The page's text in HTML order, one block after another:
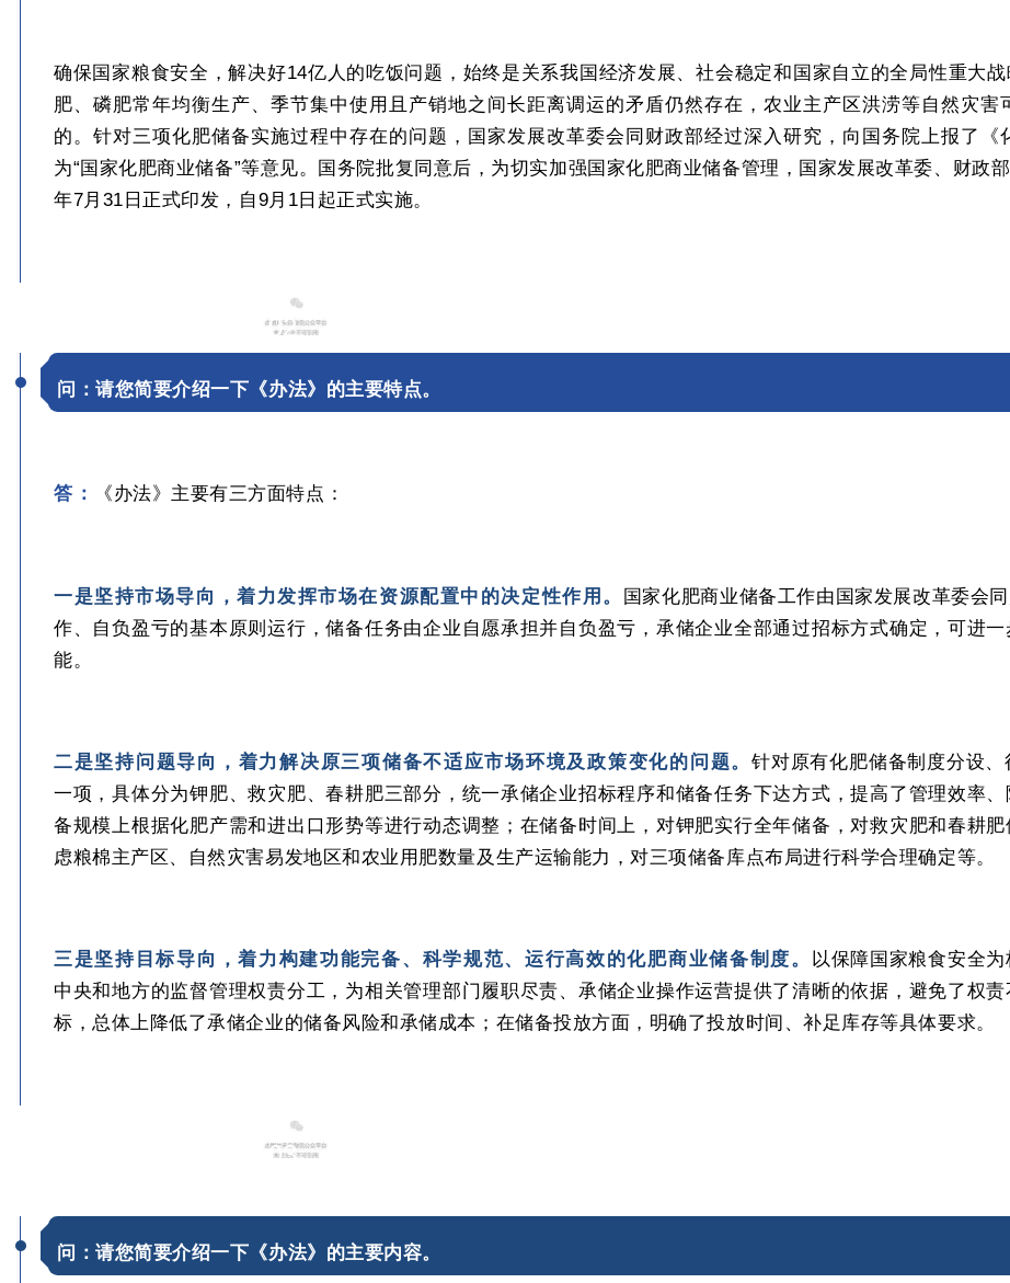
确保国家粮食安全，解决好14亿人的吃饭问题，始终是关系我国经济发展、社会稳定和国家自立的全局性重大
肥、磷肥常年均衡生产、季节集中使用且产销地之间长距离调运的矛盾仍然存在，农业主产区洪涝等自然灾
的。针对三项化肥储备实施过程中存在的问题，国家发展改革委会同财政部经过深入研究，向国务院上报了
为“国家化肥商业储备”等意见。国务院批复同意后，为切实加强国家化肥商业储备管理，国家发展改革委、财政
年7月31日正式印发，自9月1日起正式实施。
02
问：请您简要介绍一下《办法》的主要特点。
答： 《办法》主要有三方面特点：
一是坚持市场导向，着力发挥市场在资源配置中的决定性作用。
国家化肥商业储备工作由国家发展改革委会
作、自负盈亏的基本原则运行，储备任务由企业自愿承担并自负盈亏，承储企业全部通过招标方式确定，可进
能。
二是坚持问题导向，着力解决原三项储备不适应市场环境及政策变化的问题。针对原有化肥储备制度分设
一项，具体分为钾肥、救灾肥、春耕肥三部分，统一承储企业招标程序和储备任务下达方式，提高了管理效率
备规模上根据化肥产需和进出口形势等进行动态调整；在储备时间上，对钾肥实行全年储备，对救灾肥和春耕
虑粮棉主产区、自然灾害易发地区和农业用肥数量及生产运输能力，对三项储备库点布局进行科学合理确定等。
三是坚持目标导向，着力构建功能完备、科学规范、运行高效的化肥商业储备制度。 以保障国家粮食安全
中央和地方的监督管理权责分工，为相关管理部门履职尽责、承储企业操作运营提供了清晰的依据，避免了权
标，总体上降低了承储企业的储备风险和承储成本；在储备投放方面，明确了投放时间、补足库存等具体要求。
03
问：请您简要介绍一下《办法》的主要内容。